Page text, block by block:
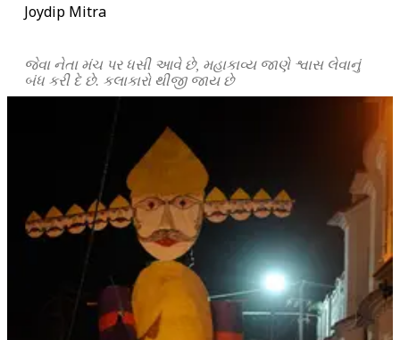
Joydip Mitra
જેવા નેતા મંચ પર ધસી આવે છે, મહાકાવ્ય જાણે શ્વાસ લેવાનું
બંધ કરી દે છે. કલાકારો થીજી જાય છે